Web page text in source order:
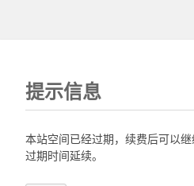
提示信息
本站空间已经过期，续费后可以
过期时间延续。